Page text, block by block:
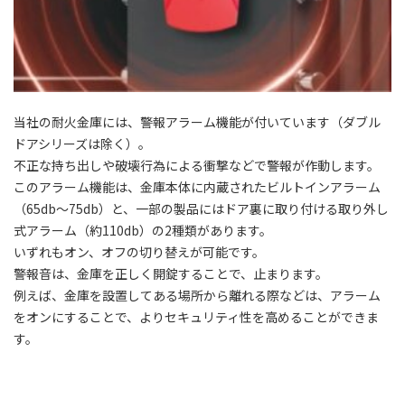
当社の耐火金庫には、警報アラーム機能が付いています（ダブル
ドアシリーズは除く）。
不正な持ち出しや破壊行為による衝撃などで警報が作動します。
このアラーム機能は、金庫本体に内蔵されたビルトインアラーム
（65db～75db）と、一部の製品にはドア裏に取り付ける取り外し
式アラーム（約110db）の2種類があります。
いずれもオン、オフの切り替えが可能です。
警報音は、金庫を正しく開錠することで、止まります。
例えば、金庫を設置してある場所から離れる際などは、アラーム
をオンにすることで、よりセキュリティ性を高めることができま
す。